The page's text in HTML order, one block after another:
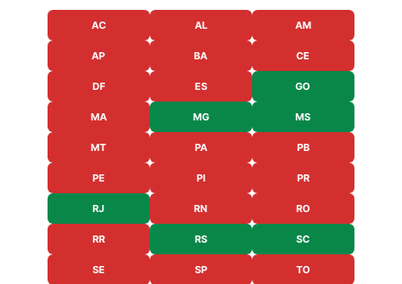
AC AL AM
AP BA CE
DF ES GO
MA MG MS
MT PA PB
PE PI PR
RJ RN RO
RR RS SC
SE SP TO